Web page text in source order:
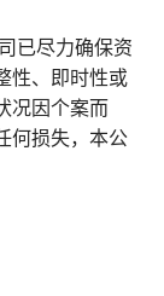
已尽力确保资
性、即时性或
况因个案而
何损失，本公